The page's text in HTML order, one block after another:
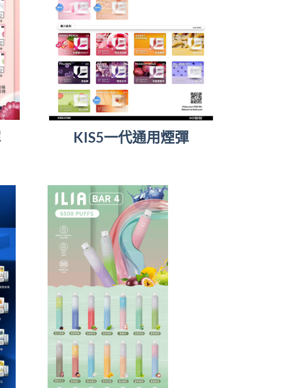
KIS5一代通用煙彈